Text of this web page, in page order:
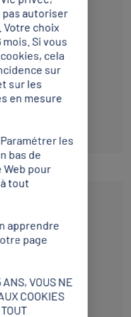
notre
pas autoriser
Votre choix
Si vous
cela
sur
sur les
en mesure
les
bas de
Web pour
tout
apprendre
page
ANS, VOUS NE
COOKIES